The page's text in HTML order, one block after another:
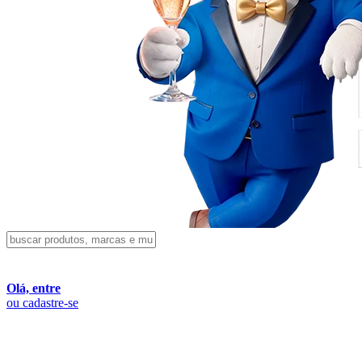
Olá, entre
ou cadastre-se